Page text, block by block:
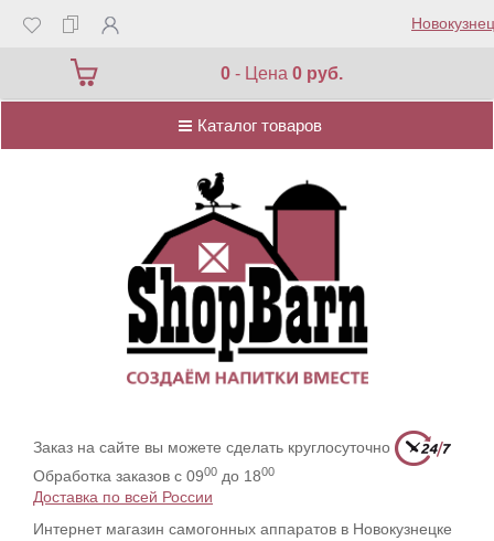
0 - Цена0 руб.
Каталог товаров
Каталог товаров
Заказ на сайте вы можете сделать круглосуточно
Обработка заказов с 0900 до 1800
Доставка по всей России
Интернет магазин самогонных аппаратов в Новокузнецке